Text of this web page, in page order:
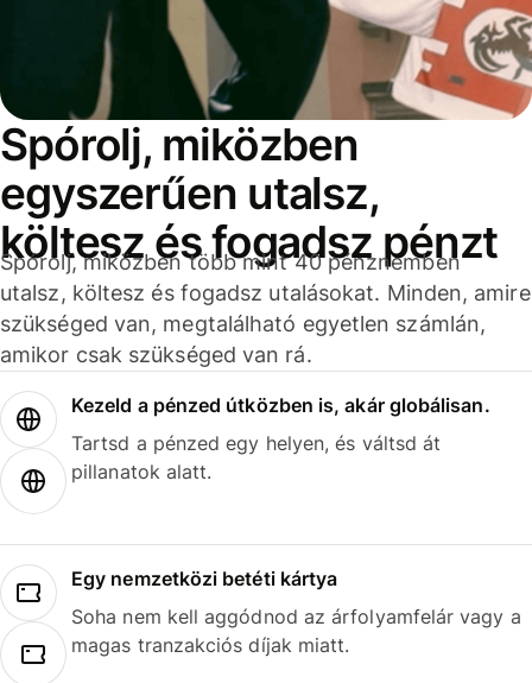
Spórolj, miközben
egyszerűen utalsz,
költesz és fogadsz pénzt
Spórolj, miközben több mint 40 pénznemben
utalsz, költesz és fogadsz utalásokat. Minden, amire
szükséged van, megtalálható egyetlen számlán,
amikor csak szükséged van rá.
Kezeld a pénzed útközben is, akár globálisan.
Tartsd a pénzed egy helyen, és váltsd át
pillanatok alatt.
Egy nemzetközi betéti kártya
Soha nem kell aggódnod az árfolyamfelár vagy a
magas tranzakciós díjak miatt.